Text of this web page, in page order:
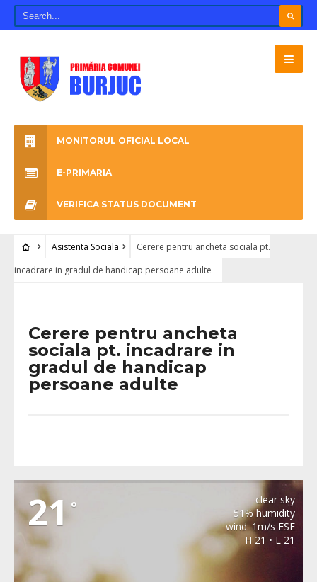
MONITORUL OFICIAL LOCAL
E-PRIMARIA
VERIFICA STATUS DOCUMENT
Asistenta Sociala
Cerere pentru ancheta sociala pt.
incadrare in gradul de handicap persoane adulte
Cerere pentru ancheta
sociala pt. incadrare in
gradul de handicap
persoane adulte
21 °
clear sky
51% humidity
wind: 1m/s ESE
H 21 • L 21